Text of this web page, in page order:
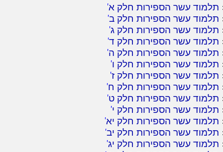
תלמוד עשר הספירות חלק א'
תלמוד עשר הספירות חלק ב'
תלמוד עשר הספירות חלק ג'
תלמוד עשר הספירות חלק ד'
תלמוד עשר הספירות חלק ה'
תלמוד עשר הספירות חלק ו'
תלמוד עשר הספירות חלק ז'
תלמוד עשר הספירות חלק ח'
תלמוד עשר הספירות חלק ט'
תלמוד עשר הספירות חלק י'
תלמוד עשר הספירות חלק יא'
תלמוד עשר הספירות חלק יב'
תלמוד עשר הספירות חלק יג'